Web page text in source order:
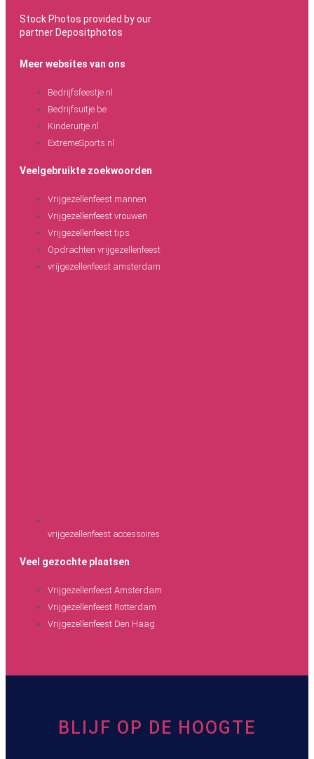
Stock Photos provided by our
partner Depositphotos
Meer websites van ons
Bedrijfsfeestje.nl
Bedrijfsuitje.be
Kinderuitje.nl
ExtremeSports.nl
Veelgebruikte zoekwoorden
Vrijgezellenfeest mannen
Vrijgezellenfeest vrouwen
Vrijgezellenfeest tips
Opdrachten vrijgezellenfeest
vrijgezellenfeest amsterdam
vrijgezellenfeest accessoires
Veel gezochte plaatsen
Vrijgezellenfeest Amsterdam
Vrijgezellenfeest Rotterdam
Vrijgezellenfeest Den Haag
BLIJF OP DE HOOGTE